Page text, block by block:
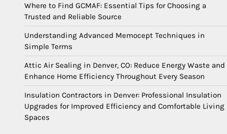
Where to Find GCMAF: Essential Tips for Choosing a
Trusted and Reliable Source
Understanding Advanced Memocept Techniques in
Simple Terms
Attic Air Sealing in Denver, CO: Reduce Energy Waste and
Enhance Home Efficiency Throughout Every Season
Insulation Contractors in Denver: Professional Insulation
Upgrades for Improved Efficiency and Comfortable Living
Spaces